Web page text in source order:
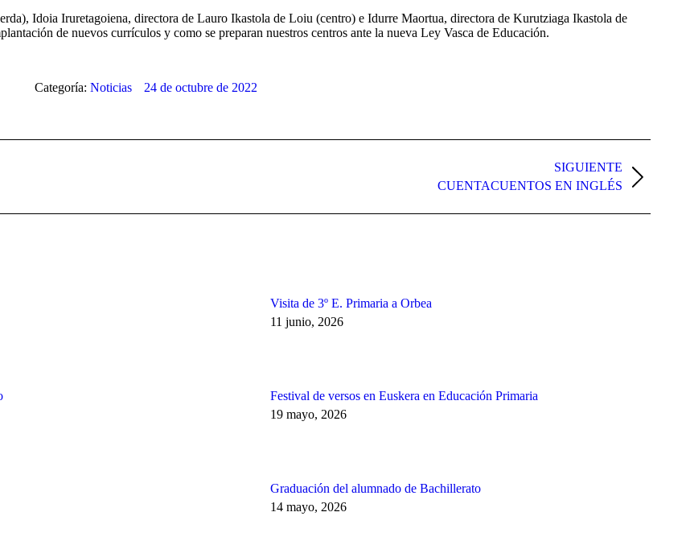
Idoia Iruretagoiena, directora de Lauro Ikastola de Loiu (centro) e Idurre Maortua, directora de Kurutziaga Ikastola de
de nuevos currículos y como se preparan nuestros centros ante la nueva Ley Vasca de Educación.
Categoría: Noticias 24 de octubre de 2022
SIGUIENTE
CUENTACUENTOS EN INGLÉS
Visita de 3º E. Primaria a Orbea
11 junio, 2026
Festival de versos en Euskera en Educación Primaria
19 mayo, 2026
Graduación del alumnado de Bachillerato
14 mayo, 2026